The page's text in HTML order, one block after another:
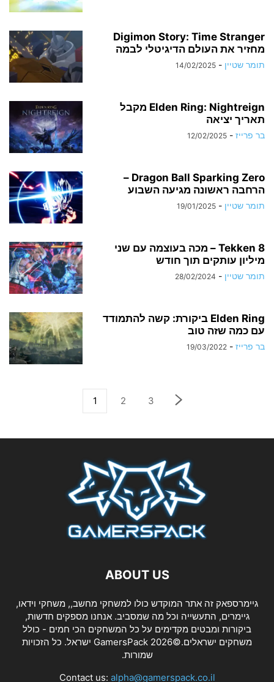
Digimon Story: Time Stranger
מחזיר את העולם הדיגיטלי לבמה
תומר שטיין -
14/02/2025
Elden Ring: Nightreign מקבל
תאריך יציאה
בר פרייז -
12/02/2025
Dragon Ball Sparking Zero –
הרחבה ראשונה מגיעה השבוע
תומר שטיין -
19/01/2025
Tekken 8 – מכה בעוצמה עם שני
מיליון עותקים תוך חודש
תומר שטיין -
28/02/2024
Elden Ring ביקורת: קשה להתמודד
עם כמה שזה טוב
בר פרייז -
19/03/2022
1 2 3
ABOUT US
גיימרספאק זה אתר המוקדש כולו למשחקי מחשב,, משחקי וידאו,
גיימרים, התעשייה וכל מה שמסביב. אנחנו מספקים חדשות,
ביקורות ומבטים מקדימים על כל המשחקים הכי חמים - כולל
משחקים ישראלים.©2026 GamersPack ישראל. כל הזכויות
שמורות.
Contact us: alpha@gamerspack.co.il